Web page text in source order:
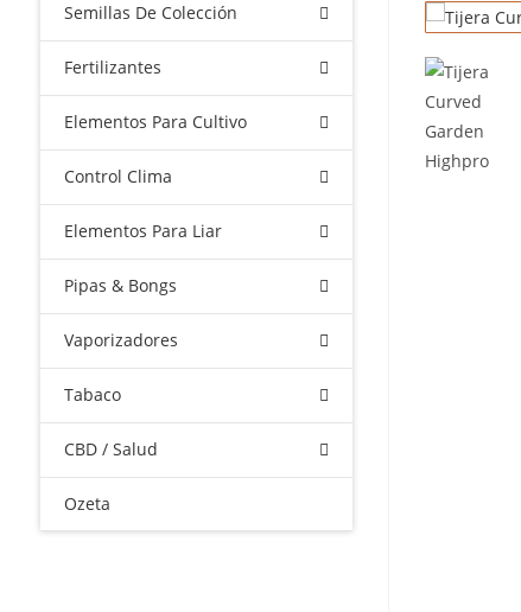
Semillas De Colección
Fertilizantes
Elementos Para Cultivo
Control Clima
Elementos Para Liar
Pipas & Bongs
Vaporizadores
Tabaco
CBD / Salud
Ozeta